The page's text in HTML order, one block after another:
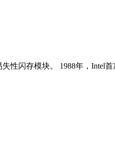
性闪存模块。 1988年，Intel